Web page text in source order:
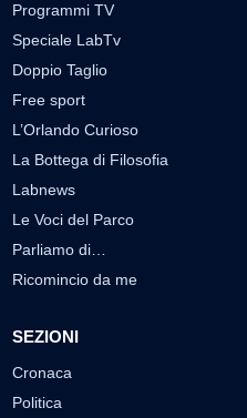
Programmi TV
Speciale LabTv
Doppio Taglio
Free sport
L’Orlando Curioso
La Bottega di Filosofia
Labnews
Le Voci del Parco
Parliamo di…
Ricomincio da me
SEZIONI
Cronaca
Politica